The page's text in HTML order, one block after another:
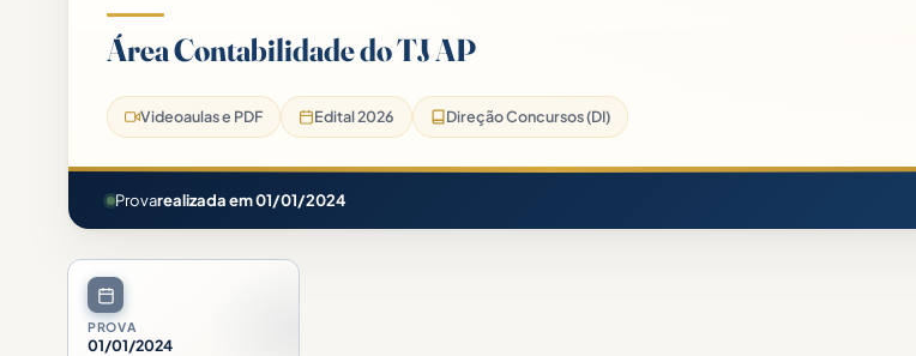
Área Contabilidade do TJ AP
Videoaulas e PDF Edital 2026 Direção Concursos (DI)
Provarealizada em 01/01/2024
PROVA
01/01/2024